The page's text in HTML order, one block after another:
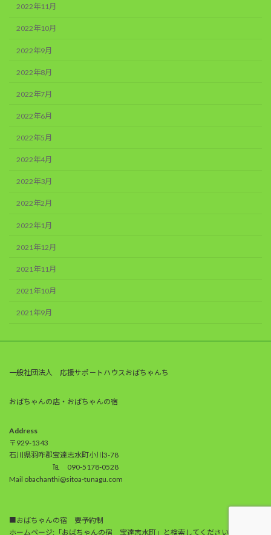
2022年11月
2022年10月
2022年9月
2022年8月
2022年7月
2022年6月
2022年5月
2022年4月
2022年3月
2022年2月
2022年1月
2021年12月
2021年11月
2021年10月
2021年9月
一般社団法人 応援サポ－トハウスおばちゃんち
おばちゃんの店・おばちゃんの宿
Address
〒929-1343
石川県羽咋郡宝達志水町小川3-78
℡ 090-5178-0528
Mail obachanthi@sitoa-tunagu.com
■おばちゃんの宿 要予約制
ホームページ:「おばちゃんの宿 宝達志水町」と検索してください。